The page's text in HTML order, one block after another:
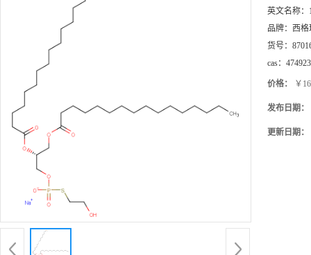
英文名称：
品牌： 西格
货号：
cas：
价格： ￥
发布日期：
更新日期：